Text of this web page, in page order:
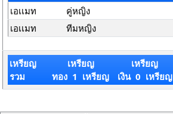
เอเเมท คู่หญิง
เอเเมท
ทีมหญิง
เหรียญ
รวม
เหรียญ
ทอง 1 เหรียญ
เหรียญ
เงิน 0 เหรียญ